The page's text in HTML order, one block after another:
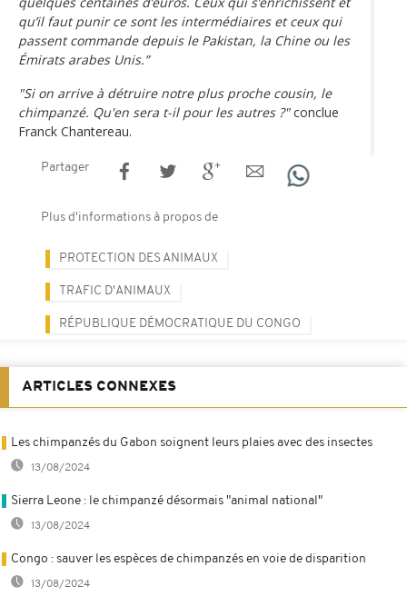
qu’il faut punir ce sont les intermédiaires et ceux qui
passent commande depuis le Pakistan, la Chine ou les
Émirats arabes Unis.”
"Si on arrive à détruire notre plus proche cousin, le
chimpanzé. Qu'en sera t-il pour les autres ?"conclue
Franck Chantereau.
Partager
Plus d'informations à propos de
PROTECTION DES ANIMAUX
TRAFIC D'ANIMAUX
RÉPUBLIQUE DÉMOCRATIQUE DU CONGO
ARTICLES CONNEXES
Les chimpanzés du Gabon soignent leurs plaies avec des insectes
13/08/2024
Sierra Leone : le chimpanzé désormais "animal national"
13/08/2024
Congo : sauver les espèces de chimpanzés en voie de disparition
13/08/2024